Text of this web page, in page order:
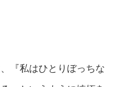
『私はひとりぼっちな